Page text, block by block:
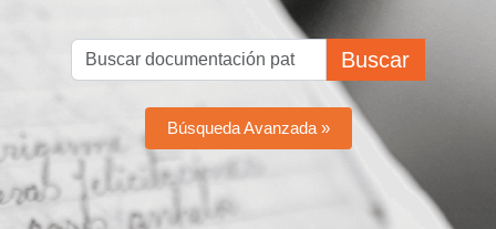
Buscar
Búsqueda Avanzada »